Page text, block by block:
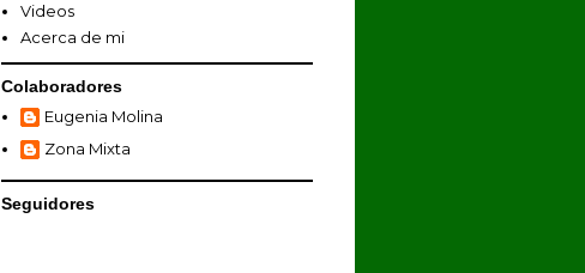
Videos
Acerca de mi
Colaboradores
Eugenia Molina
Zona Mixta
Seguidores